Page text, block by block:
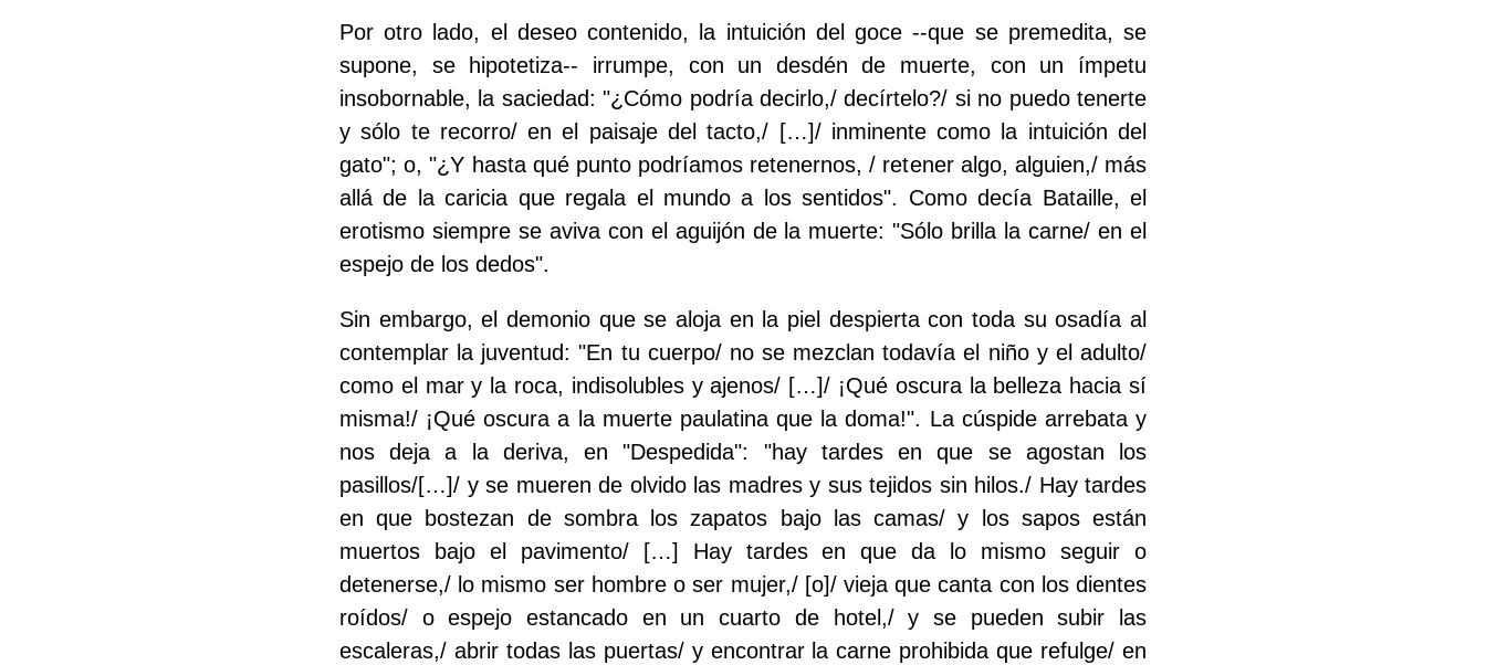
Por otro lado, el deseo contenido, la intuición del goce --que se premedita, se
supone, se hipotetiza-- irrumpe, con un desdén de muerte, con un ímpetu
insobornable, la saciedad: "¿Cómo podría decirlo,/ decírtelo?/ si no puedo tenerte
y sólo te recorro/ en el paisaje del tacto,/ […]/ inminente como la intuición del
gato"; o, "¿Y hasta qué punto podríamos retenernos, / retener algo, alguien,/ más
allá de la caricia que regala el mundo a los sentidos". Como decía Bataille, el
erotismo siempre se aviva con el aguijón de la muerte: "Sólo brilla la carne/ en el
espejo de los dedos".
Sin embargo, el demonio que se aloja en la piel despierta con toda su osadía al
contemplar la juventud: "En tu cuerpo/ no se mezclan todavía el niño y el adulto/
como el mar y la roca, indisolubles y ajenos/ […]/ ¡Qué oscura la belleza hacia sí
misma!/ ¡Qué oscura a la muerte paulatina que la doma!". La cúspide arrebata y
nos deja a la deriva, en "Despedida": "hay tardes en que se agostan los
pasillos/[…]/ y se mueren de olvido las madres y sus tejidos sin hilos./ Hay tardes
en que bostezan de sombra los zapatos bajo las camas/ y los sapos están
muertos bajo el pavimento/ […] Hay tardes en que da lo mismo seguir o
detenerse,/ lo mismo ser hombre o ser mujer,/ [o]/ vieja que canta con los dientes
roídos/ o espejo estancado en un cuarto de hotel,/ y se pueden subir las
escaleras,/ abrir todas las puertas/ y encontrar la carne prohibida que refulge/ en